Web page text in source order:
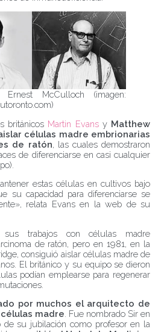
McCulloch (imagen:
británicos Martin Evansy Matthew
células madre embrionarias
de ratón , las cuales demostraron
de diferenciarse en casi cualquier
estas células en cultivos bajo
su capacidad para diferenciarse se
relata Evans en la web de su
sus trabajos con células madre
de ratón, pero en 1981, en la
consiguió aislar células madre de
El británico y su equipo se dieron
podían emplearse para regenerar
por muchos el arquitecto de
madre . Fue nombrado Sir en
su jubilación como profesor en la